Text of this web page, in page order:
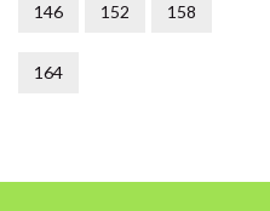
146 152 158
164